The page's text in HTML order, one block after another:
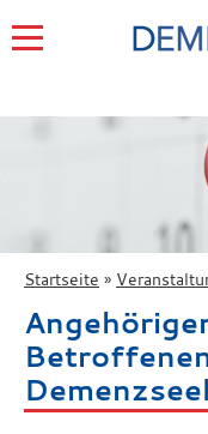
Startseite